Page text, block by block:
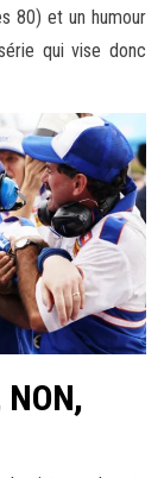
80) et un humour
qui vise donc
NON,